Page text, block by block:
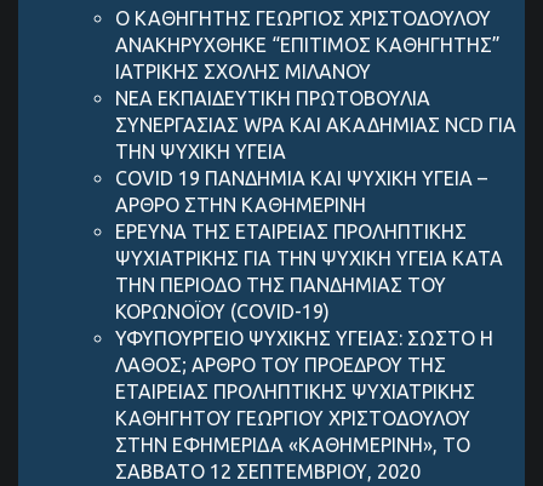
Ο ΚΑΘΗΓΗΤΗΣ ΓΕΩΡΓΙΟΣ ΧΡΙΣΤΟΔΟΥΛΟΥ
ΑΝΑΚΗΡΥΧΘΗΚΕ “ΕΠΙΤΙΜΟΣ ΚΑΘΗΓΗΤΗΣ”
ΙΑΤΡΙΚΗΣ ΣΧΟΛΗΣ ΜΙΛΑΝΟΥ
ΝΕΑ ΕΚΠΑΙΔΕΥΤΙΚΗ ΠΡΩΤΟΒΟΥΛΙΑ
ΣΥΝΕΡΓΑΣΙΑΣ WPA ΚΑΙ ΑΚΑΔΗΜΙΑΣ NCD ΓΙΑ
ΤΗΝ ΨΥΧΙΚΗ ΥΓΕΙΑ
COVID 19 ΠΑΝΔΗΜIΑ ΚΑΙ ΨΥΧΙΚH ΥΓΕIΑ –
AΡΘΡΟ ΣΤΗΝ ΚΑΘΗΜΕΡΙΝH
ΕΡΕΥΝΑ ΤΗΣ ΕΤΑΙΡΕΙΑΣ ΠΡΟΛΗΠΤΙΚΗΣ
ΨΥΧΙΑΤΡΙΚΗΣ ΓΙΑ ΤΗΝ ΨΥΧΙΚΗ ΥΓΕΙΑ ΚΑΤΑ
ΤΗΝ ΠΕΡΙΟΔΟ ΤΗΣ ΠΑΝΔΗΜΙΑΣ ΤΟΥ
ΚΟΡΩΝΟΪΟΥ (COVID-19)
ΥΦΥΠΟΥΡΓΕΙΟ ΨΥΧΙΚΗΣ ΥΓΕΙΑΣ: ΣΩΣΤΟ Η
ΛΑΘΟΣ; ΑΡΘΡΟ ΤΟΥ ΠΡΟΕΔΡΟΥ ΤΗΣ
ΕΤΑΙΡΕΙΑΣ ΠΡΟΛΗΠΤΙΚΗΣ ΨΥΧΙΑΤΡΙΚΗΣ
ΚΑΘΗΓΗΤΟΥ ΓΕΩΡΓΙΟΥ ΧΡΙΣΤΟΔΟΥΛΟΥ
ΣΤΗΝ ΕΦΗΜΕΡΙΔΑ «ΚΑΘΗΜΕΡΙΝΗ», ΤΟ
ΣΑΒΒΑΤΟ 12 ΣΕΠΤΕΜΒΡΙΟΥ, 2020